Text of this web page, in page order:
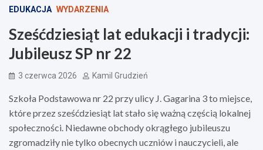
EDUKACJA WYDARZENIA
Sześćdziesiąt lat edukacji i tradycji:
Jubileusz SP nr 22
3 czerwca 2026 Kamil Grudzień
Szkoła Podstawowa nr 22 przy ulicy J. Gagarina 3 to miejsce,
które przez sześćdziesiąt lat stało się ważną częścią lokalnej
społeczności. Niedawne obchody okrągłego jubileuszu
zgromadziły nie tylko obecnych uczniów i nauczycieli, ale